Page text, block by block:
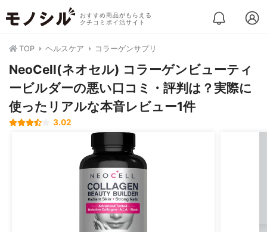
おすすめ商品がもらえる
クチコミポイ活サイト
TOP ヘルスケア コラーゲンサプリ
NeoCell(ネオセル) コラーゲンビューティ
ービルダーの悪い口コミ・評判は？実際に
使ったリアルな本音レビュー1件
3.02